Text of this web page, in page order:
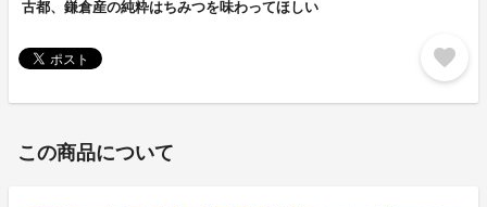
古都、鎌倉産の純粋はちみつを味わってほしい
favorite
この商品について